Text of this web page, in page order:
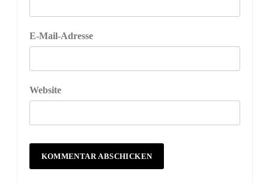
E-Mail-Adresse
Website